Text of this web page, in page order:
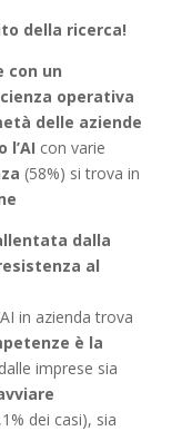
della ricerca!
con un
operativa
delle aziende
l’AI con varie
(58%) si trova in
dalla
al
in azienda trova
è la
imprese sia
dei casi), sia